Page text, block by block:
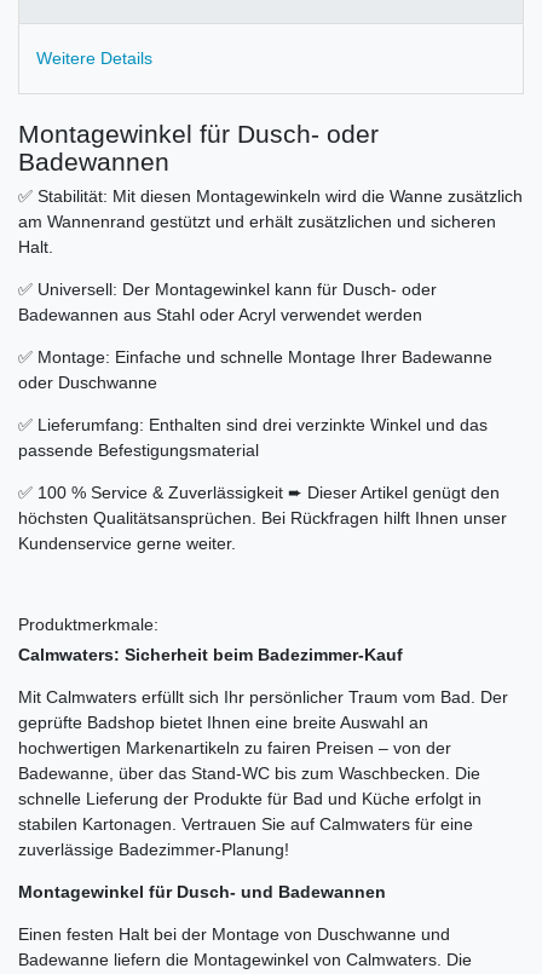
Weitere Details
Montagewinkel für Dusch- oder
Badewannen
✅ Stabilität: Mit diesen Montagewinkeln wird die Wanne zusätzlich
am Wannenrand gestützt und erhält zusätzlichen und sicheren
Halt.
✅ Universell: Der Montagewinkel kann für Dusch- oder
Badewannen aus Stahl oder Acryl verwendet werden
✅ Montage: Einfache und schnelle Montage Ihrer Badewanne
oder Duschwanne
✅ Lieferumfang: Enthalten sind drei verzinkte Winkel und das
passende Befestigungsmaterial
✅ 100 % Service & Zuverlässigkeit ➨ Dieser Artikel genügt den
höchsten Qualitätsansprüchen. Bei Rückfragen hilft Ihnen unser
Kundenservice gerne weiter.
Produktmerkmale:
Calmwaters: Sicherheit beim Badezimmer-Kauf
Mit Calmwaters erfüllt sich Ihr persönlicher Traum vom Bad. Der
geprüfte Badshop bietet Ihnen eine breite Auswahl an
hochwertigen Markenartikeln zu fairen Preisen – von der
Badewanne, über das Stand-WC bis zum Waschbecken. Die
schnelle Lieferung der Produkte für Bad und Küche erfolgt in
stabilen Kartonagen. Vertrauen Sie auf Calmwaters für eine
zuverlässige Badezimmer-Planung!
Montagewinkel für Dusch- und Badewannen
Einen festen Halt bei der Montage von Duschwanne und
Badewanne liefern die Montagewinkel von Calmwaters. Die